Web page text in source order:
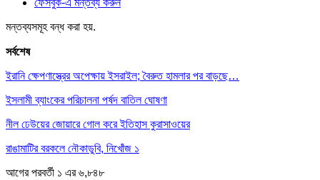
ফেসবুক-এ মন্তব্য করুন
মন্তব্যসমূহ বন্ধ করা হয়.
সর্বশেষ
ইরানি ক্ষেপণাস্ত্রের অপেক্ষায় ইসরাইল; বৈরুত হামলার পর বাড়ছে…
ইসলামী ব্যাংকের পরিচালনা পর্ষদ বাতিল ঘোষণা
নীল ঢেউয়ের জোয়ারে গোল করে ইতিহাস কুরাসাওয়ের
রাঙামাটির বরকলে নৌকাডুবি, নিখোঁজ ১
আগেরপরবর্তী ১ এর ৬,৮৪৮